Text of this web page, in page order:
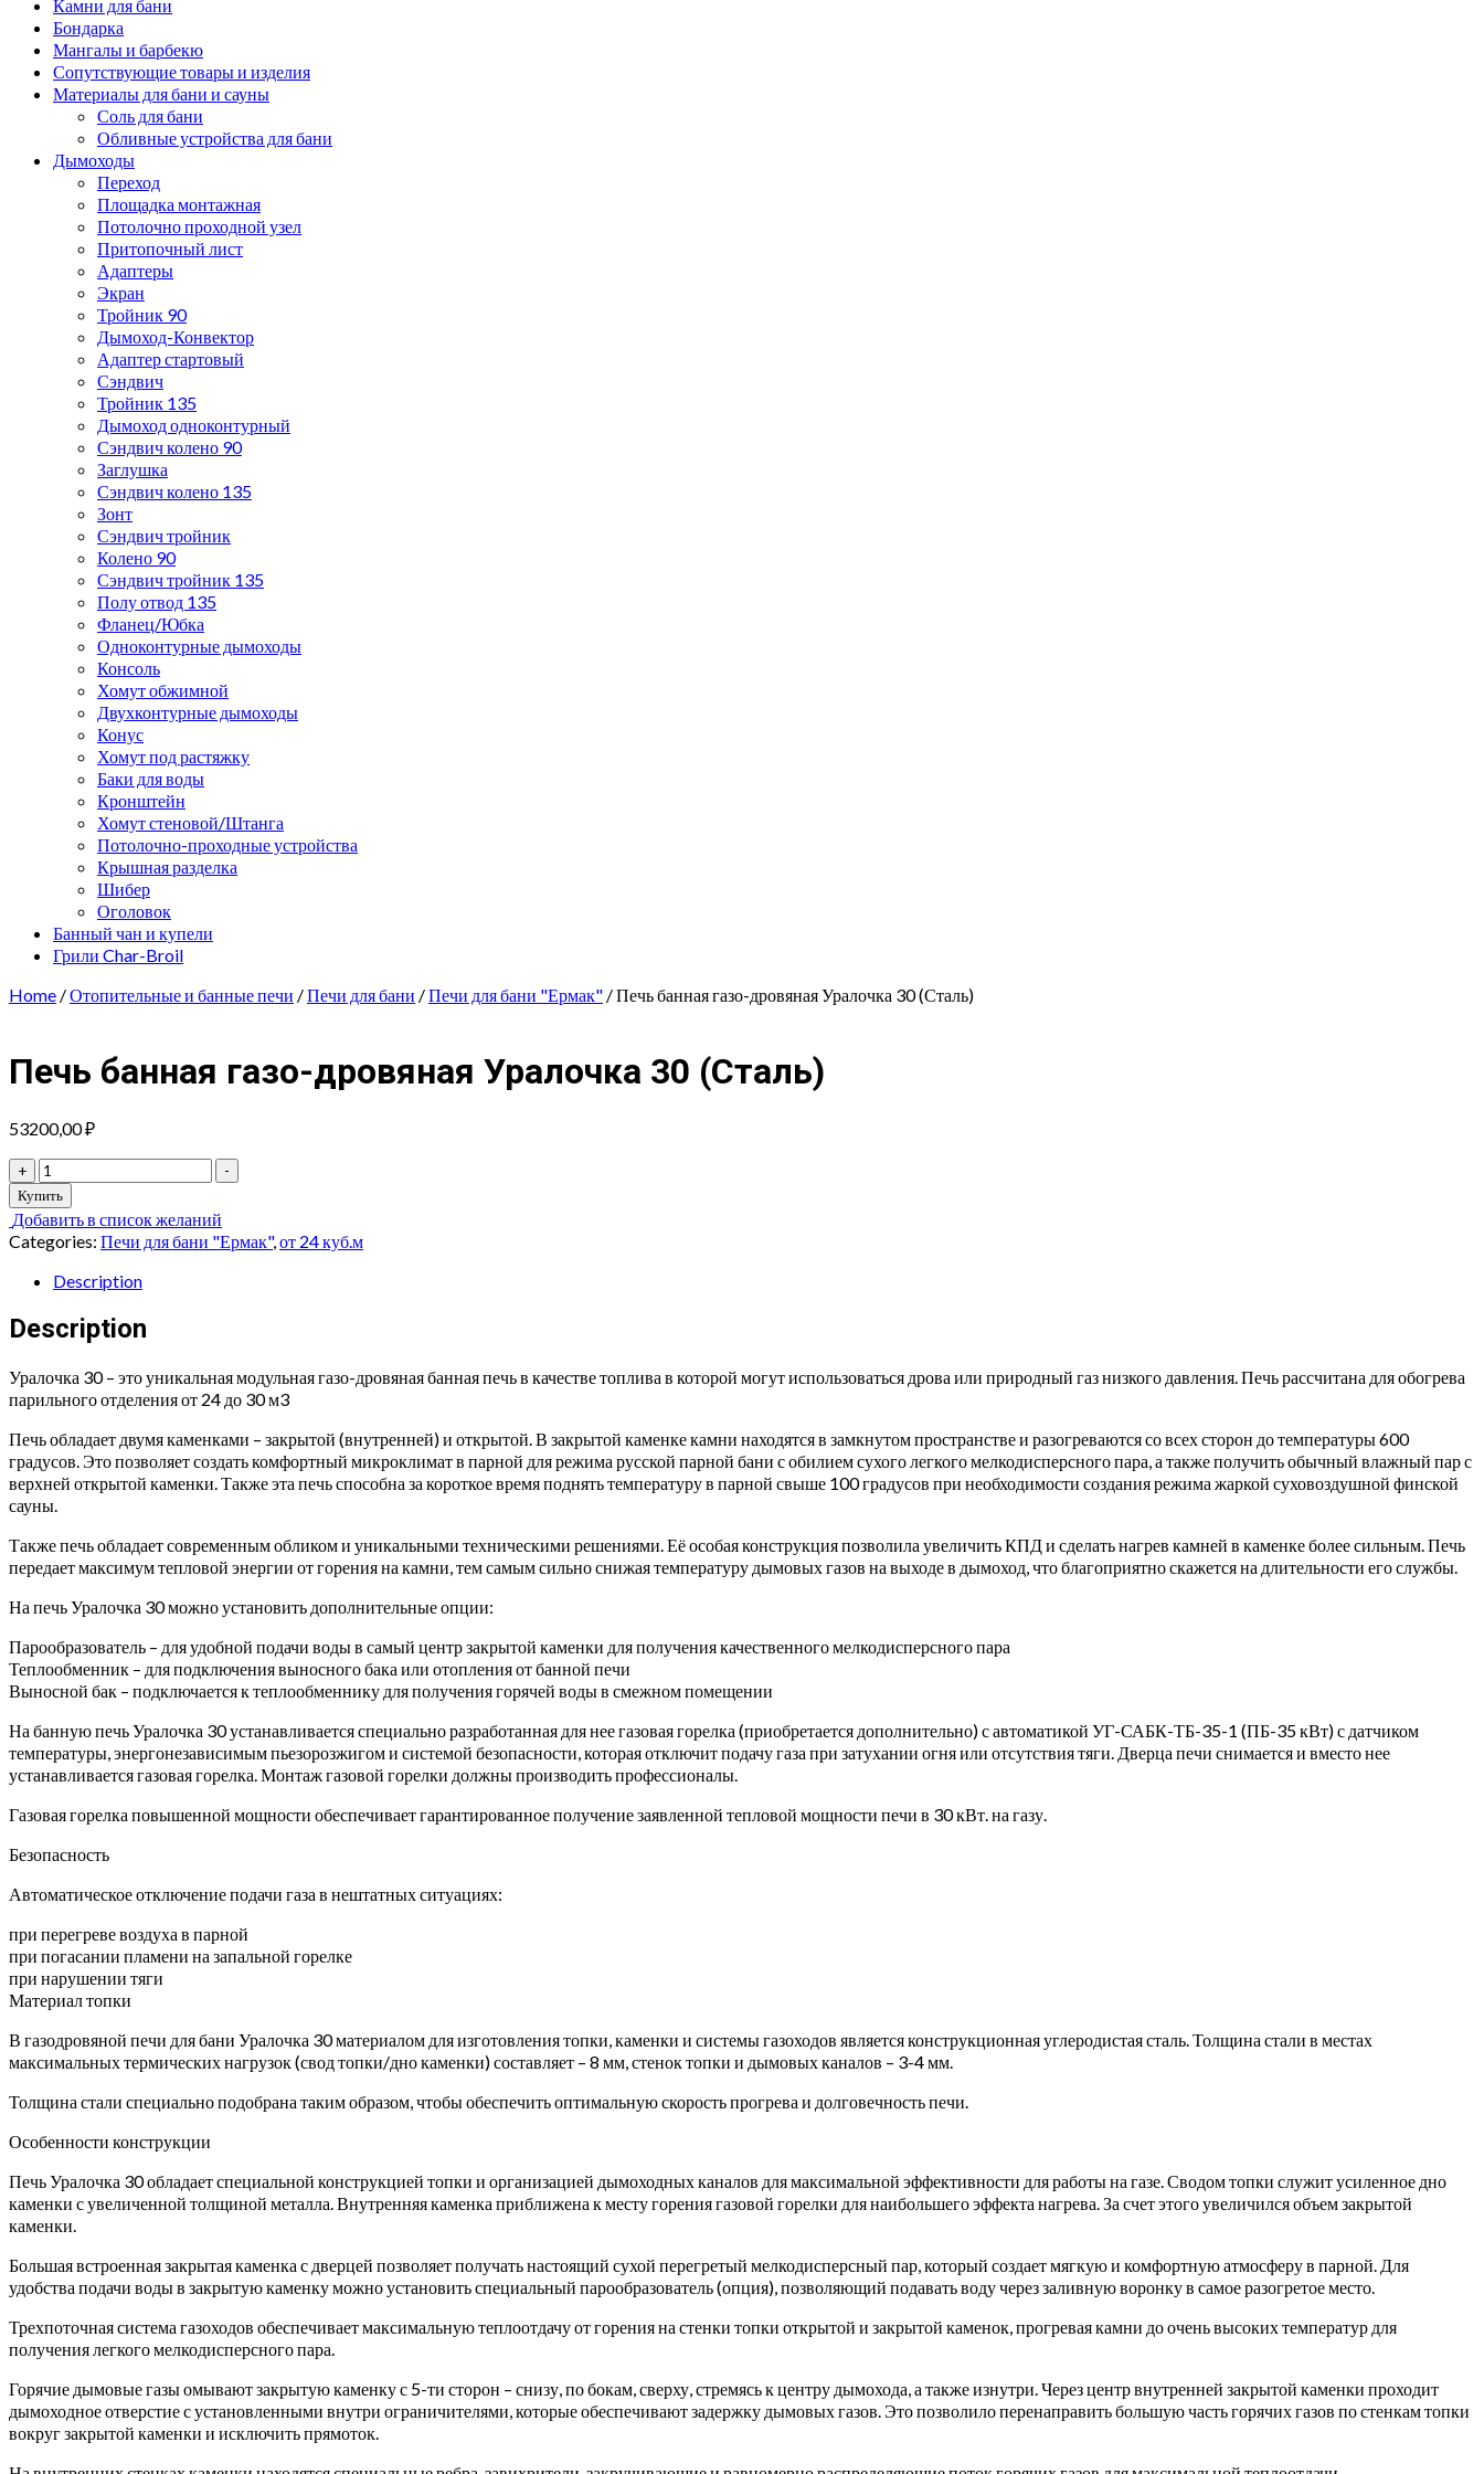
Камни для бани
Бондарка
Мангалы и барбекю
Сопутствующие товары и изделия
Материалы для бани и сауны
Соль для бани
Обливные устройства для бани
Дымоходы
Переход
Площадка монтажная
Потолочно проходной узел
Притопочный лист
Адаптеры
Экран
Тройник 90
Дымоход-Конвектор
Адаптер стартовый
Сэндвич
Тройник 135
Дымоход одноконтурный
Сэндвич колено 90
Заглушка
Сэндвич колено 135
Зонт
Сэндвич тройник
Колено 90
Сэндвич тройник 135
Полу отвод 135
Фланец/Юбка
Одноконтурные дымоходы
Консоль
Хомут обжимной
Двухконтурные дымоходы
Конус
Хомут под растяжку
Баки для воды
Кронштейн
Хомут стеновой/Штанга
Потолочно-проходные устройства
Крышная разделка
Шибер
Оголовок
Банный чан и купели
Грили Char-Broil
Home /Отопительные и банные печи /Печи для бани /Печи для бани "Ермак" / Печь банная газо-дровяная Уралочка 30 (Сталь)
Печь банная газо-дровяная Уралочка 30 (Сталь)
53200,00₽
+
Печь
банная
газо-
дровяная
Уралочка
30
quantity
-
Купить
Добавить в список желаний
Categories: Печи для бани "Ермак", от 24 куб.м
Description
Description
Уралочка 30 – это уникальная модульная газо-дровяная банная печь в качестве топлива в которой могут использоваться дрова или природный газ низкого давления. Печь рассчитана для обогрева
парильного отделения от 24 до 30 м3
Печь обладает двумя каменками – закрытой (внутренней) и открытой. В закрытой каменке камни находятся в замкнутом пространстве и разогреваются со всех сторон до температуры 600
градусов. Это позволяет создать комфортный микроклимат в парной для режима русской парной бани с обилием сухого легкого мелкодисперсного пара, а также получить обычный влажный пар с
верхней открытой каменки. Также эта печь способна за короткое время поднять температуру в парной свыше 100 градусов при необходимости создания режима жаркой суховоздушной финской
сауны.
Также печь обладает современным обликом и уникальными техническими решениями. Её особая конструкция позволила увеличить КПД и сделать нагрев камней в каменке более сильным. Печь
передает максимум тепловой энергии от горения на камни, тем самым сильно снижая температуру дымовых газов на выходе в дымоход, что благоприятно скажется на длительности его службы.
На печь Уралочка 30 можно установить дополнительные опции:
Парообразователь – для удобной подачи воды в самый центр закрытой каменки для получения качественного мелкодисперсного пара
Теплообменник – для подключения выносного бака или отопления от банной печи
Выносной бак – подключается к теплообменнику для получения горячей воды в смежном помещении
На банную печь Уралочка 30 устанавливается специально разработанная для нее газовая горелка (приобретается дополнительно) с автоматикой УГ-САБК-ТБ-35-1 (ПБ-35 кВт) с датчиком
температуры, энергонезависимым пьезорозжигом и системой безопасности, которая отключит подачу газа при затухании огня или отсутствия тяги. Дверца печи снимается и вместо нее
устанавливается газовая горелка. Монтаж газовой горелки должны производить профессионалы.
Газовая горелка повышенной мощности обеспечивает гарантированное получение заявленной тепловой мощности печи в 30 кВт. на газу.
Безопасность
Автоматическое отключение подачи газа в нештатных ситуациях:
при перегреве воздуха в парной
при погасании пламени на запальной горелке
при нарушении тяги
Материал топки
В газодровяной печи для бани Уралочка 30 материалом для изготовления топки, каменки и системы газоходов является конструкционная углеродистая сталь. Толщина стали в местах
максимальных термических нагрузок (свод топки/дно каменки) составляет – 8 мм, стенок топки и дымовых каналов – 3-4 мм.
Толщина стали специально подобрана таким образом, чтобы обеспечить оптимальную скорость прогрева и долговечность печи.
Особенности конструкции
Печь Уралочка 30 обладает специальной конструкцией топки и организацией дымоходных каналов для максимальной эффективности для работы на газе. Сводом топки служит усиленное дно
каменки с увеличенной толщиной металла. Внутренняя каменка приближена к месту горения газовой горелки для наибольшего эффекта нагрева. За счет этого увеличился объем закрытой
каменки.
Большая встроенная закрытая каменка с дверцей позволяет получать настоящий сухой перегретый мелкодисперсный пар, который создает мягкую и комфортную атмосферу в парной. Для
удобства подачи воды в закрытую каменку можно установить специальный парообразователь (опция), позволяющий подавать воду через заливную воронку в самое разогретое место.
Трехпоточная система газоходов обеспечивает максимальную теплоотдачу от горения на стенки топки открытой и закрытой каменок, прогревая камни до очень высоких температур для
получения легкого мелкодисперсного пара.
Горячие дымовые газы омывают закрытую каменку с 5-ти сторон – снизу, по бокам, сверху, стремясь к центру дымохода, а также изнутри. Через центр внутренней закрытой каменки проходит
дымоходное отверстие с установленными внутри ограничителями, которые обеспечивают задержку дымовых газов. Это позволило перенаправить большую часть горячих газов по стенкам топки
вокруг закрытой каменки и исключить прямоток.